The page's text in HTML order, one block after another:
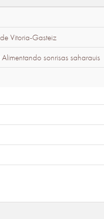
Vitoria-Gasteiz
Alimentando sonrisas saharauis